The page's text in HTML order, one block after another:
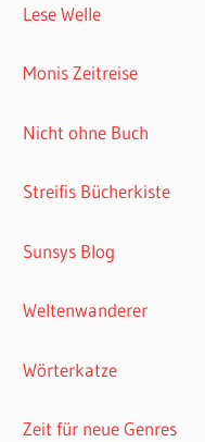
Lese Welle
Monis Zeitreise
Nicht ohne Buch
Streifis Bücherkiste
Sunsys Blog
Weltenwanderer
Wörterkatze
Zeit für neue Genres